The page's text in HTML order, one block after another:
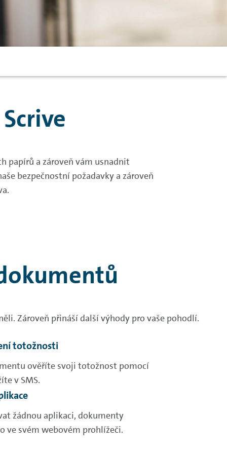
papírů a zároveň vám usnadnit
bezpečnostní požadavky a zároveň
Zároveň přináší další výhody pro vaše pohodlí.
totožnosti
ověříte svoji totožnost pomocí
v SMS.
žádnou aplikaci, dokumenty
ve svém webovém prohlížeči.